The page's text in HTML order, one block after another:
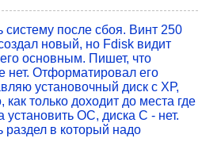
систему после сбоя. Винт 250
новый, но Fdisk видит
основным. Пишет, что
нет. Отформатировал его
установочный диск с ХР,
как только доходит до места где
установить ОС, диска С - нет.
раздел в который надо